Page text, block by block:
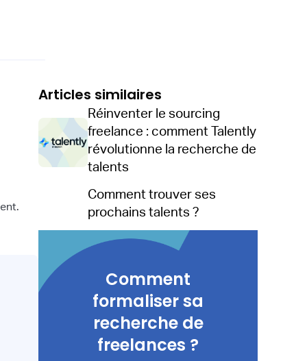
Articles similaires
Réinventer le sourcing
freelance : comment Talently
révolutionne la recherche de
talents
Comment trouver ses
prochains talents ?
Comment
formaliser sa
recherche de
freelances ?